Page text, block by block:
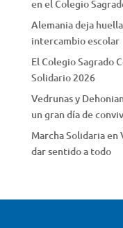
en el Colegio
Alemania deja
intercambio escolar
El Colegio Sagrado
Solidario 2026
Vedrunas y
un gran día de
Marcha Solidaria en
dar sentido a todo